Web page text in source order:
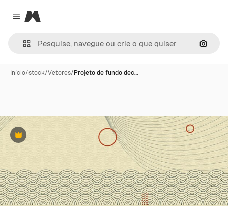
Close menu
Magnific
Início/stock/Vetores/Projeto de fundo dec…
Premium